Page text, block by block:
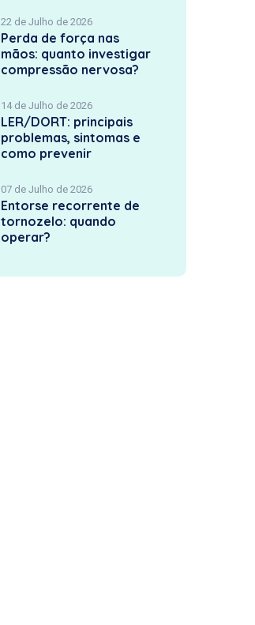
22 de Julho de 2026
Perda de força nas
mãos: quanto investigar
compressão nervosa?
14 de Julho de 2026
LER/DORT: principais
problemas, sintomas e
como prevenir
07 de Julho de 2026
Entorse recorrente de
tornozelo: quando
operar?